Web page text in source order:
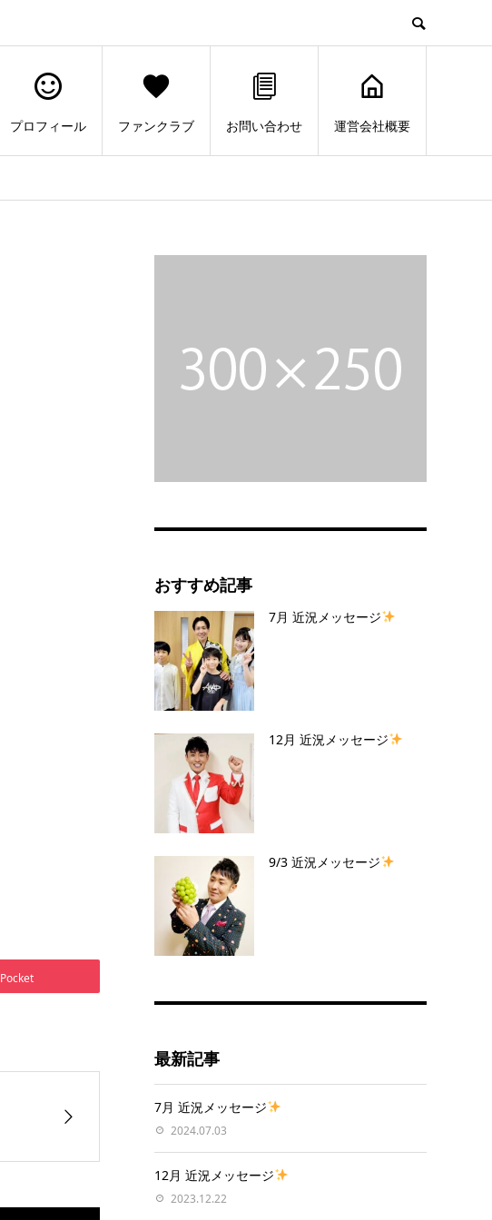
プロフィール ファンクラブ お問い合わせ 運営会社概要
Pocket
おすすめ記事
7月 近況メッセージ
12月 近況メッセージ
9/3 近況メッセージ
最新記事
7月 近況メッセージ
2024.07.03
12月 近況メッセージ
2023.12.22